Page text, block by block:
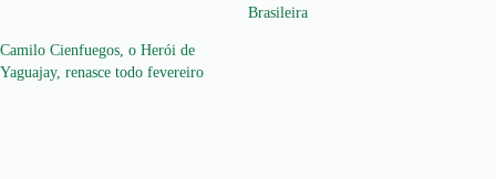
Brasileira
Camilo Cienfuegos, o Herói de
Yaguajay, renasce todo fevereiro